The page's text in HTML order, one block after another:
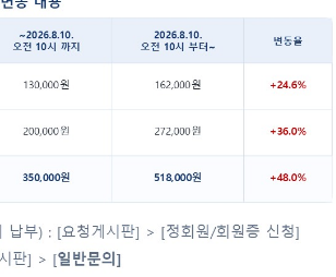
2/21 · 5/16 · 9/12
다. 월별 시행 일정